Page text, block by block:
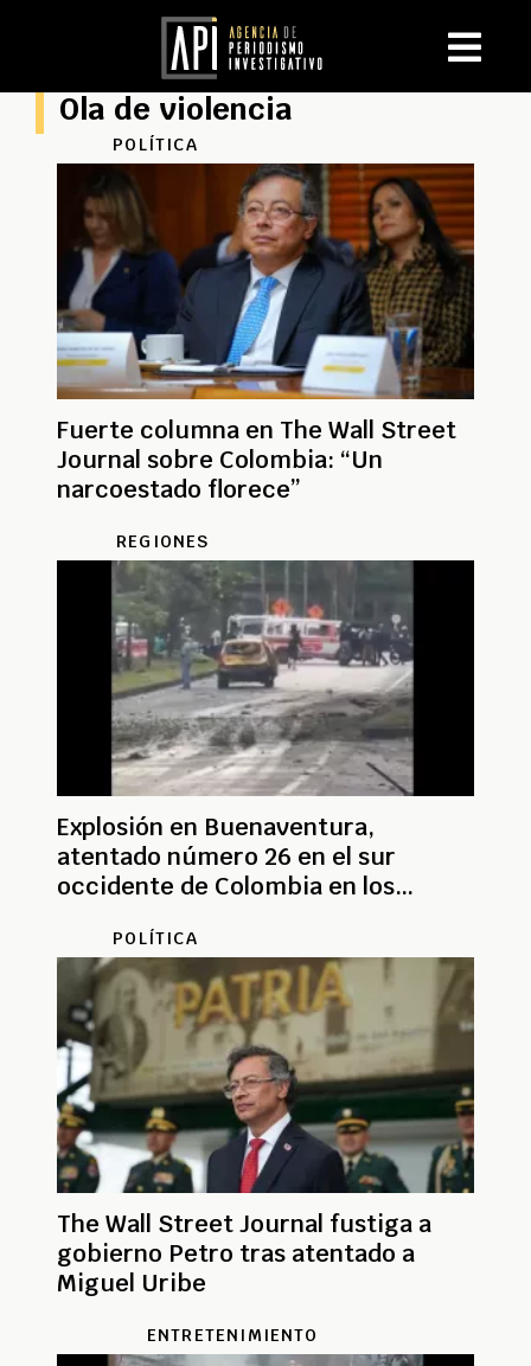
Ola de violencia
POLÍTICA
Fuerte columna en The Wall Street
Journal sobre Colombia: “Un
narcoestado florece”
REGIONES
Explosión en Buenaventura,
atentado número 26 en el sur
occidente de Colombia en los
POLÍTICA
The Wall Street Journal fustiga a
gobierno Petro tras atentado a
Miguel Uribe
ENTRETENIMIENTO